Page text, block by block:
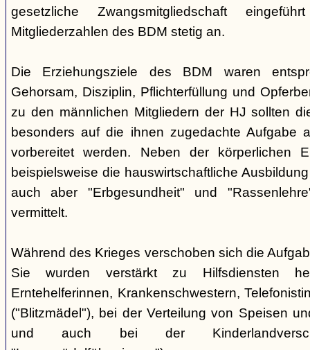
gesetzliche Zwangsmitgliedschaft
Mitgliederzahlen des BDM stetig an.
Die Erziehungsziele des BDM waren
Gehorsam, Disziplin, Pflichterfüllung und
zu den männlichen Mitgliedern der HJ sollten
besonders auf die ihnen zugedachte Aufgabe
vorbereitet werden. Neben der körperlichen
beispielsweise die hauswirtschaftliche
auch aber "Erbgesundheit" und
vermittelt.
Während des Krieges verschoben sich die
Sie wurden verstärkt zu Hilfsdiensten
Erntehelferinnen, Krankenschwestern,
("Blitzmädel"), bei der Verteilung von Speisen
und auch bei der